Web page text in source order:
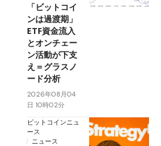
「ビットコイ
ンは過渡期」
ETF資金流入
とオンチェー
ン活動が下支
え＝グラスノ
ード分析
2026年08月04
日 10時02分
ビットコインニュ
ース
ニュース